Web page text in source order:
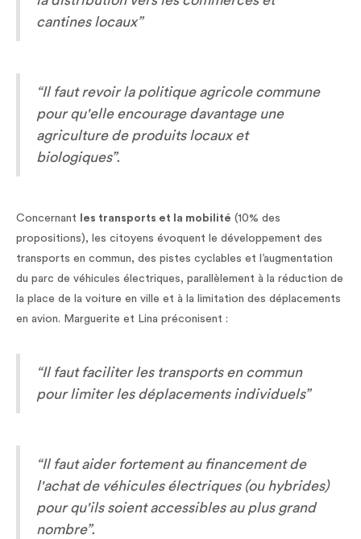
cantines locaux”
“Il faut revoir la politique agricole commune
pour qu'elle encourage davantage une
agriculture de produits locaux et
biologiques”.
Concernant les transports et la mobilité (10% des
propositions), les citoyens évoquent le développement des
transports en commun, des pistes cyclables et l’augmentation
du parc de véhicules électriques, parallèlement à la réduction de
la place de la voiture en ville et à la limitation des déplacements
en avion. Marguerite et Lina préconisent :
“Il faut faciliter les transports en commun
pour limiter les déplacements individuels”
“Il faut aider fortement au financement de
l'achat de véhicules électriques (ou hybrides)
pour qu'ils soient accessibles au plus grand
nombre”.